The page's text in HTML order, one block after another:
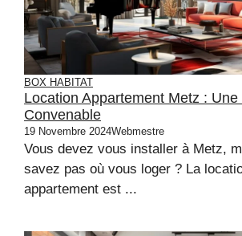
BOX HABITAT
Location Appartement Metz : Une
Convenable
19 Novembre 2024Webmestre
Vous devez vous installer à Metz,
savez pas où vous loger ? La
appartement est ...